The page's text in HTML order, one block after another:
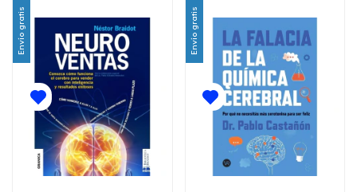
Envío gratis Envío gratis